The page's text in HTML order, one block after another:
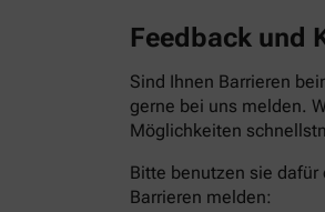
Feedback und
Sind Ihnen Barrieren
gerne bei uns melden.
Möglichkeiten
Bitte benutzen sie dafür
Barrieren melden: